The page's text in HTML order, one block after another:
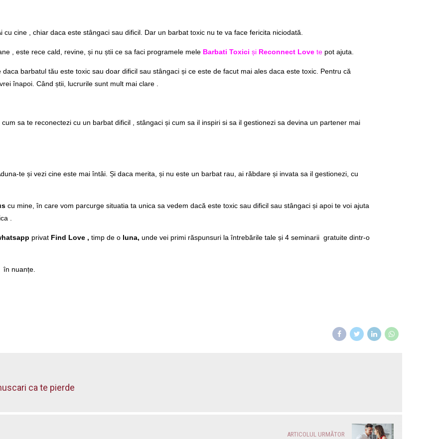
cine , chiar daca este stângaci sau dificil. Dar un barbat toxic nu te va face fericita niciodată.
, este rece cald, revine, și nu știi ce sa faci programele mele Barbati Toxici și Reconnect Love te pot ajuta.
daca barbatul tău este toxic sau doar dificil sau stângaci și ce este de facut mai ales daca este toxic. Pentru că
înapoi. Când știi, lucrurile sunt mult mai clare .
cum sa te reconectezi cu un barbat dificil , stângaci și cum sa il inspiri si sa il gestionezi sa devina un partener mai
te și vezi cine este mai întâi. Și daca merita, și nu este un barbat rau, ai răbdare și invata sa il gestionezi, cu
cu mine, în care vom parcurge situatia ta unica sa vedem dacă este toxic sau dificil sau stângaci și apoi te voi ajuta
.
privat Find Love , timp de o luna, unde vei primi răspunsuri la întrebările tale și 4 seminarii gratuite dintr-o
în nuanțe.
ca te pierde
ARTICOLUL URMĂTOR